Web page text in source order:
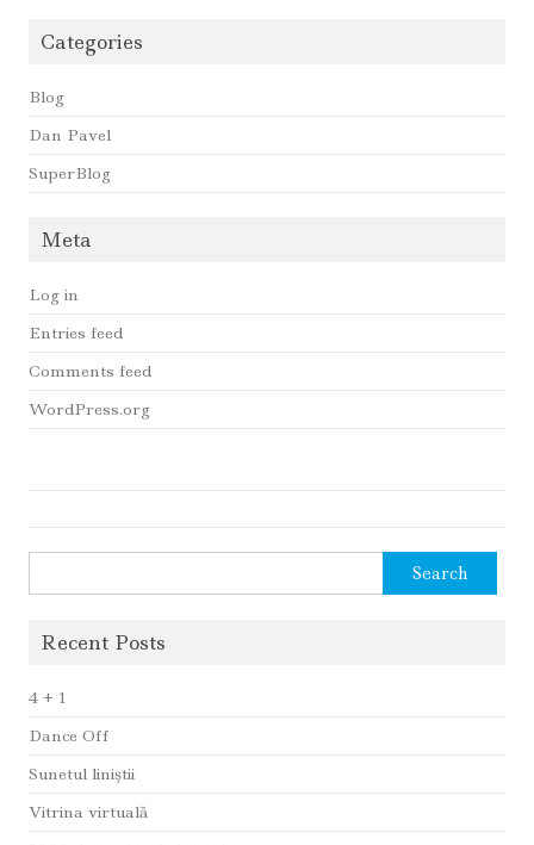
Categories
Blog
Dan Pavel
SuperBlog
Meta
Log in
Entries feed
Comments feed
WordPress.org
for:
Recent Posts
4 + 1
Dance Off
Sunetul liniştii
Vitrina virtuală